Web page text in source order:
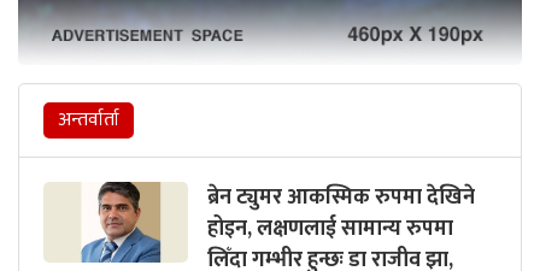
अन्तर्वार्ता
ब्रेन ट्युमर आकस्मिक रुपमा देखिने
होइन, लक्षणलाई सामान्य रुपमा
लिँदा गम्भीर हुन्छः डा राजीव झा,